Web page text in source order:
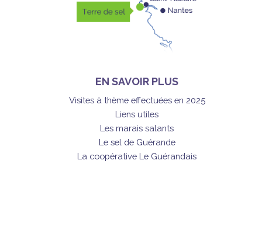
EN SAVOIR PLUS
Visites à thème effectuées en 2025
Liens utiles
Les marais salants
Le sel de Guérande
La coopérative Le Guérandais